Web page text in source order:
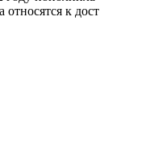
к дост